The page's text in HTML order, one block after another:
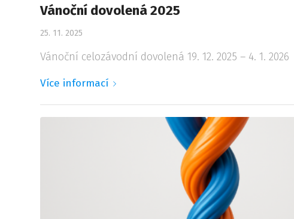
Vánoční dovolená 2025
25. 11. 2025
Vánoční celozávodní dovolená 19. 12. 2025 – 4. 1. 2026
Více informací